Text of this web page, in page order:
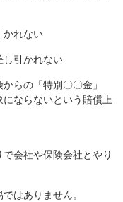
かれない
引かれない
らの「特別〇〇金」
ならないという賠償上
会社や保険会社とやり
はありません。